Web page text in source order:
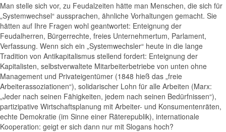
Man stelle sich vor, zu Feudalzeiten hätte man Menschen, die sich für
„Systemwechsel“ aussprachen, ähnliche Vorhaltungen gemacht. Sie
hätten auf Ihre Fragen wohl geantwortet: Enteignung der
Feudalherren, Bürgerrechte, freies Unternehmertum, Parlament,
Verfassung. Wenn sich ein „Systemwechsler“ heute in die lange
Tradition von Antikapitalismus stellend fordert: Enteignung der
Kapitalisten, selbstverwaltete Mitarbeiterbetriebe von unten ohne
Management und Privateigentümer (1848 hieß das „freie
Arbeiterassoziationen“), solidarischer Lohn für alle Arbeiten (Marx:
„Jeder nach seinen Fähigkeiten, jedem nach seinen Bedürfnissen“),
partizipative Wirtschaftsplanung mit Arbeiter- und Konsumentenräten,
echte Demokratie (im Sinne einer Räterepublik), internationale
Kooperation: geigt er sich dann nur mit Slogans hoch?